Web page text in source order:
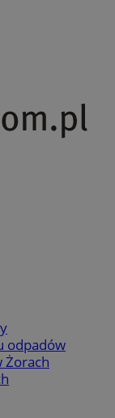
odpadów
Żorach